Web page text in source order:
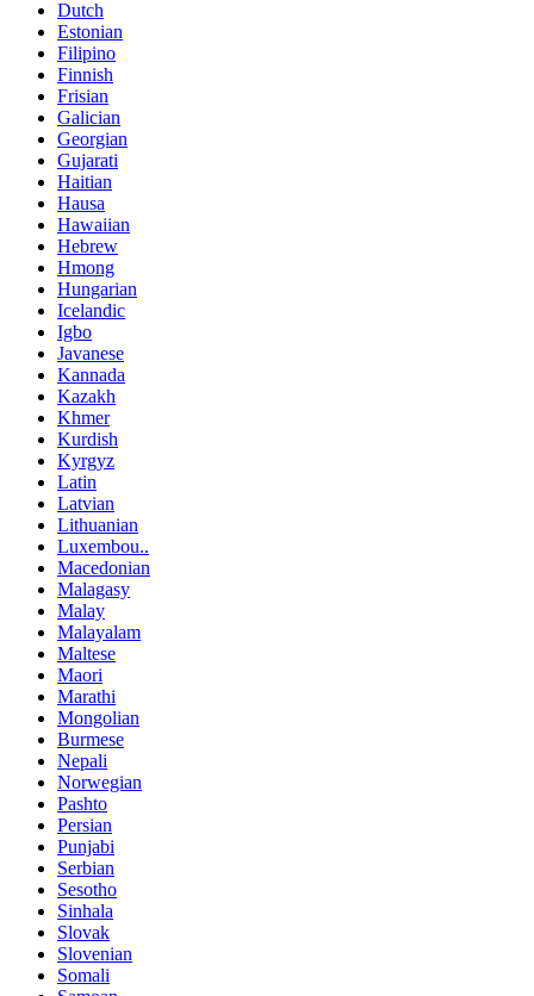
Dutch
Estonian
Filipino
Finnish
Frisian
Galician
Georgian
Gujarati
Haitian
Hausa
Hawaiian
Hebrew
Hmong
Hungarian
Icelandic
Igbo
Javanese
Kannada
Kazakh
Khmer
Kurdish
Kyrgyz
Latin
Latvian
Lithuanian
Luxembou..
Macedonian
Malagasy
Malay
Malayalam
Maltese
Maori
Marathi
Mongolian
Burmese
Nepali
Norwegian
Pashto
Persian
Punjabi
Serbian
Sesotho
Sinhala
Slovak
Slovenian
Somali